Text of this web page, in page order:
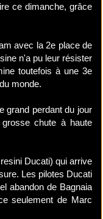
ce dimanche, grâce
avec la 2e place de
n'a pu leur résister
toutefois à une 3e
monde.
grand perdant du jour
chute à haute
Ducati) qui arrive
Les pilotes Ducati
abandon de Bagnaia
seulement de Marc